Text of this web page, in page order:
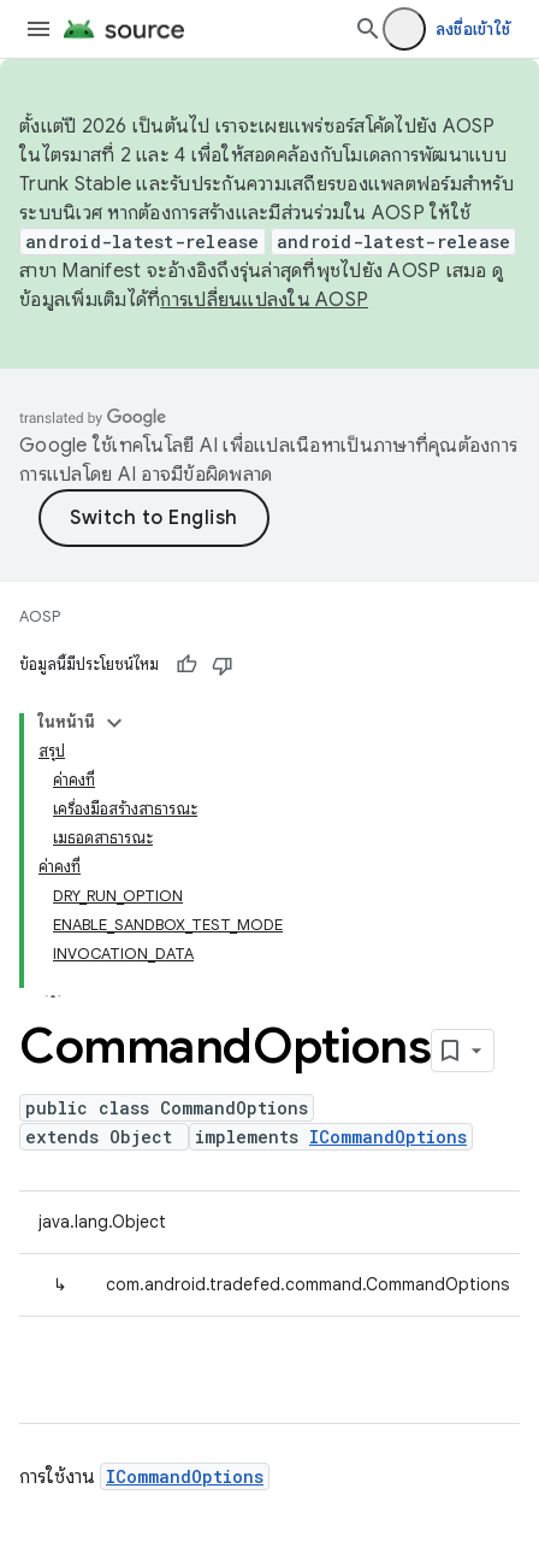
ลงชื่อเข้าใช้
ตั้งแต่ปี 2026 เป็นต้นไป เราจะเผยแพร่ซอร์สโค้ดไปยัง AOSP
ในไตรมาสที่ 2 และ 4 เพื่อให้สอดคล้องกับโมเดลการพัฒนาแบบ
Trunk Stable และรับประกันความเสถียรของแพลตฟอร์มสำหรับ
ระบบนิเวศ หากต้องการสร้างและมีส่วนร่วมใน AOSP ให้ใช้
android-latest-release android-latest-release
สาขา Manifest จะอ้างอิงถึงรุ่นล่าสุดที่พุชไปยัง AOSP เสมอ ดู
ข้อมูลเพิ่มเติมได้ที่การเปลี่ยนแปลงใน AOSP
Google ใช้เทคโนโลยี AI เพื่อแปลเนื้อหาเป็นภาษาที่คุณต้องการ
การแปลโดย AI อาจมีข้อผิดพลาด
AOSP
ข้อมูลนี้มีประโยชน์ไหม
ในหน้านี้
สรุป
ค่าคงที่
เครื่องมือสร้างสาธารณะ
เมธอดสาธารณะ
ค่าคงที่
DRY_RUN_OPTION
ENABLE_SANDBOX_TEST_MODE
INVOCATION_DATA
CommandOptions
public class CommandOptions
extends Object
implements ICommandOptions
java.lang.Object
↳ com.android.tradefed.command.CommandOptions
การใช้งาน ICommandOptions